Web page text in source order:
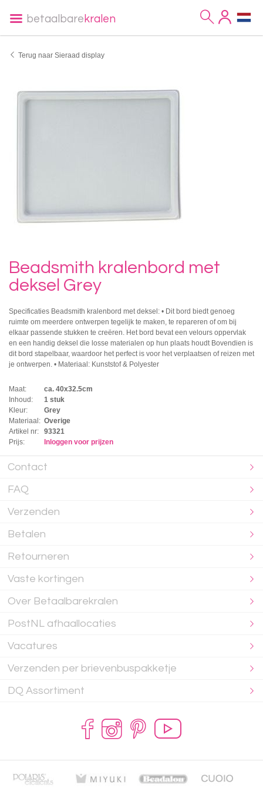
betaalbare kralen
Terug naar Sieraad display
Beadsmith kralenbord met
deksel Grey
Specificaties Beadsmith kralenbord met deksel: • Dit bord biedt genoeg
ruimte om meerdere ontwerpen tegelijk te maken, te repareren of om bij
elkaar passende stukken te creëren. Het bord bevat een velours oppervlak
en een handig deksel die losse materialen op hun plaats houdt Bovendien is
dit bord stapelbaar, waardoor het perfect is voor het verplaatsen of reizen met
je ontwerpen. • Materiaal: Kunststof & Polyester
Maat:
ca. 40x32.5cm
Inhoud:
1 stuk
Kleur:
Grey
Materiaal: Overige
Artikel nr:
93321
Prijs:
Inloggen voor prijzen
Contact
FAQ
Verzenden
Betalen
Retourneren
Vaste kortingen
Over Betaalbarekralen
PostNL afhaallocaties
Vacatures
Verzenden per brievenbuspakketje
DQ Assortiment